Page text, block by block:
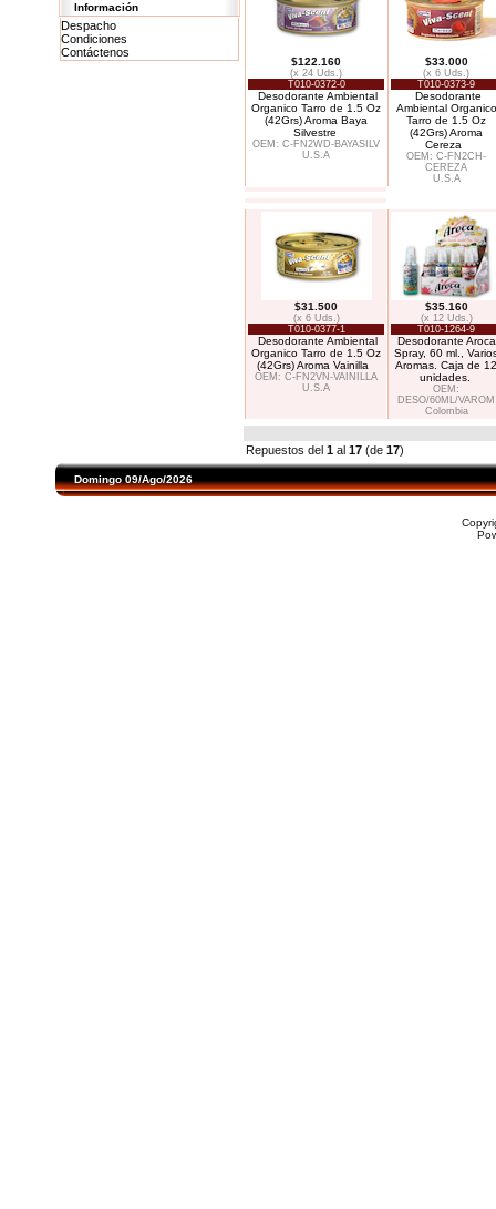
Información
Despacho
Condiciones
Contáctenos
$122.160
(x 24 Uds.)
T010-0372-0
Desodorante Ambiental
Organico Tarro de 1.5 Oz
(42Grs) Aroma Baya
Silvestre
OEM: C-FN2WD-BAYASILV
U.S.A
$33.000
(x 6 Uds.)
T010-0373-9
Desodorante
Ambiental Organico
Tarro de 1.5 Oz
(42Grs) Aroma
Cereza
OEM: C-FN2CH-
CEREZA
U.S.A
$31.500
(x 6 Uds.)
T010-0377-1
Desodorante Ambiental
Organico Tarro de 1.5 Oz
(42Grs) Aroma Vainilla
OEM: C-FN2VN-VAINILLA
U.S.A
$35.160
(x 12 Uds.)
T010-1264-9
Desodorante
Spray, 60 ml.,
Aromas. Caja de 12
unidades.
OEM:
DESO/60ML/VAROM
Colombia
Repuestos del 1 al 17 (de 17)
Domingo 09/Ago/2026